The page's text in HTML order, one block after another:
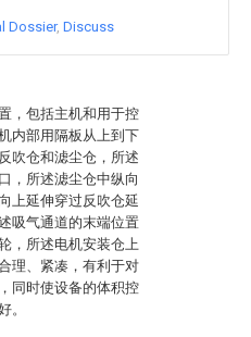
，包括主机和用于控
内部用隔板从上到下
吹仓和滤尘仓，所述
，所述滤尘仓中纵向
上延伸穿过反吹仓延
吸气通道的末端位置
，所述电机安装仓上
理、紧凑，有利于对
同时使设备的体积控
。
Dossier Discuss